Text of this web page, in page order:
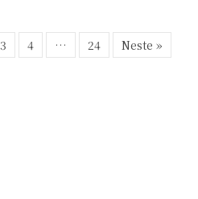
3 4 … 24 Neste »